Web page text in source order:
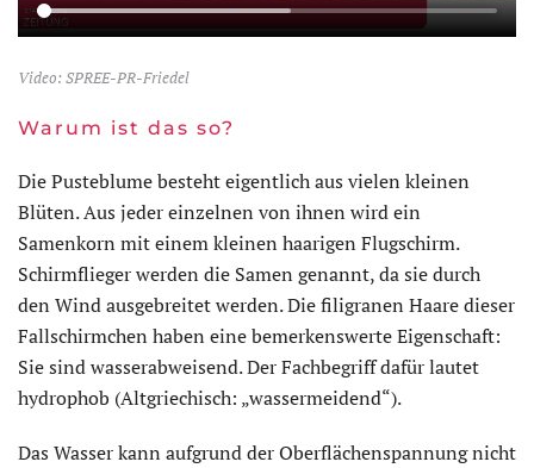
Video: SPREE-PR-Friedel
Warum ist das so?
Die Pusteblume besteht eigentlich aus vielen kleinen
Blüten. Aus jeder einzelnen von ihnen wird ein
Samenkorn mit einem kleinen haarigen Flugschirm.
Schirmflieger werden die Samen genannt, da sie durch
den Wind ausgebreitet werden. Die filigranen Haare dieser
Fallschirmchen haben eine bemerkenswerte Eigenschaft:
Sie sind wasserabweisend. Der Fachbegriff dafür lautet
hydrophob (Altgriechisch: „wassermeidend“).
Das Wasser kann aufgrund der Oberflächenspannung nicht